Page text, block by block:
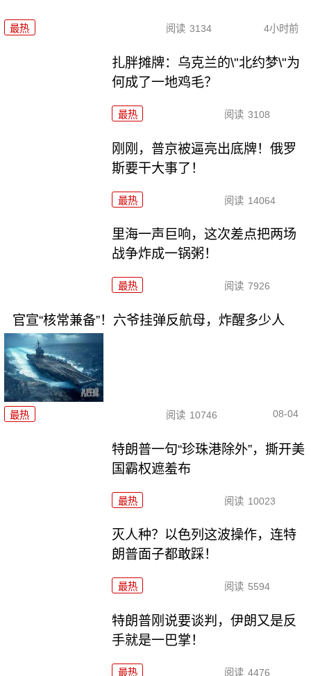
最热 阅读 3134 4小时前
扎胖摊牌：乌克兰的\"北约梦\"为
何成了一地鸡毛？
最热 阅读 3108
刚刚，普京被逼亮出底牌！俄罗
斯要干大事了！
最热 阅读 14064
里海一声巨响，这次差点把两场
战争炸成一锅粥！
最热 阅读 7926
官宣“核常兼备”！六爷挂弹反航母，炸醒多少人
最热 阅读 10746 08-04
特朗普一句“珍珠港除外”，撕开美
国霸权遮羞布
最热 阅读 10023
灭人种？以色列这波操作，连特
朗普面子都敢踩！
最热 阅读 5594
特朗普刚说要谈判，伊朗又是反
手就是一巴掌！
最热 阅读 4476